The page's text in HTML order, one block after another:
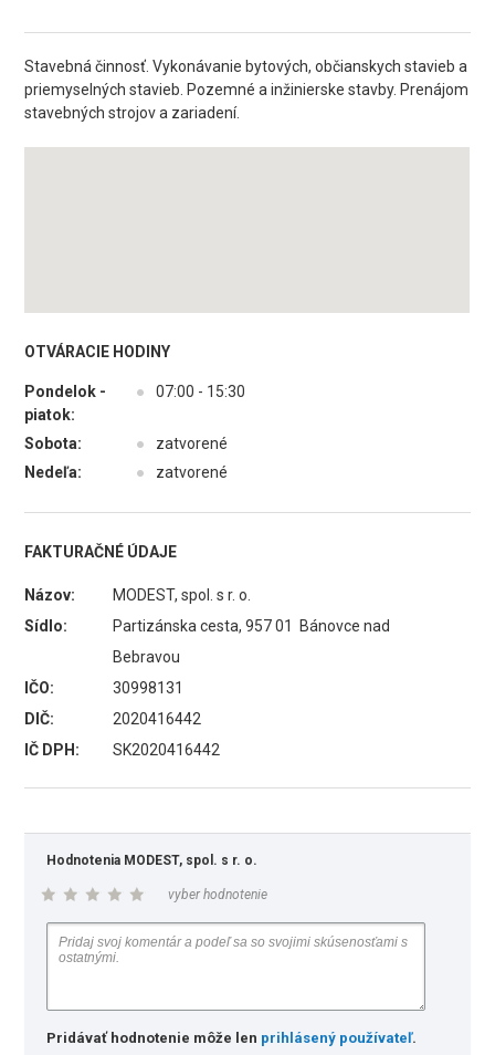
Stavebná činnosť. Vykonávanie bytových, občianskych stavieb a
priemyselných stavieb. Pozemné a inžinierske stavby. Prenájom
stavebných strojov a zariadení.
OTVÁRACIE HODINY
Pondelok -
piatok:
● 07:00 - 15:30
Sobota: ●
zatvorené
Nedeľa:
● zatvorené
FAKTURAČNÉ ÚDAJE
Názov:
MODEST, spol. s r. o.
Sídlo:
Partizánska cesta, 957 01 Bánovce nad
Bebravou
IČO:
30998131
DIČ:
2020416442
IČ DPH:
SK2020416442
Hodnotenia MODEST, spol. s r. o.
vyber hodnotenie
Pridávať hodnotenie môže len prihlásený používateľ.